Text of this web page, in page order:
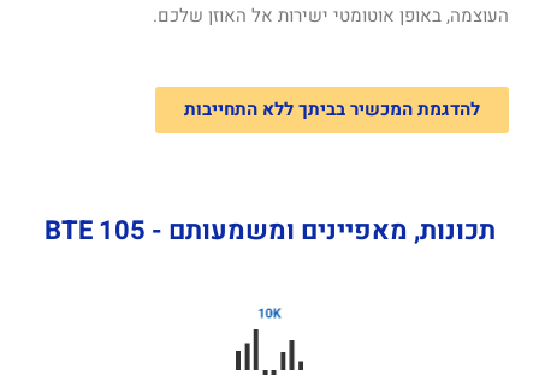
העוצמה, באופן אוטומטי ישירות אל האוזן שלכם.
להדגמת המכשיר בביתך ללא התחייבות
תכונות, מאפיינים ומשמעותם - BTE 105